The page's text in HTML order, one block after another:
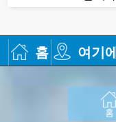
홈 여기
홈